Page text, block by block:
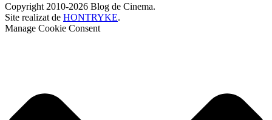
Copyright 2010-2026 Blog de Cinema.
Site realizat de HONTRYKE.
Manage Cookie Consent